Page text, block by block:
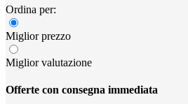
Ordina per:
Miglior prezzo
Miglior valutazione
Offerte con consegna immediata